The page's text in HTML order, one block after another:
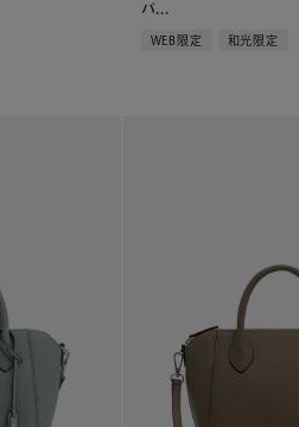
バ...
WEB限定 和光限定